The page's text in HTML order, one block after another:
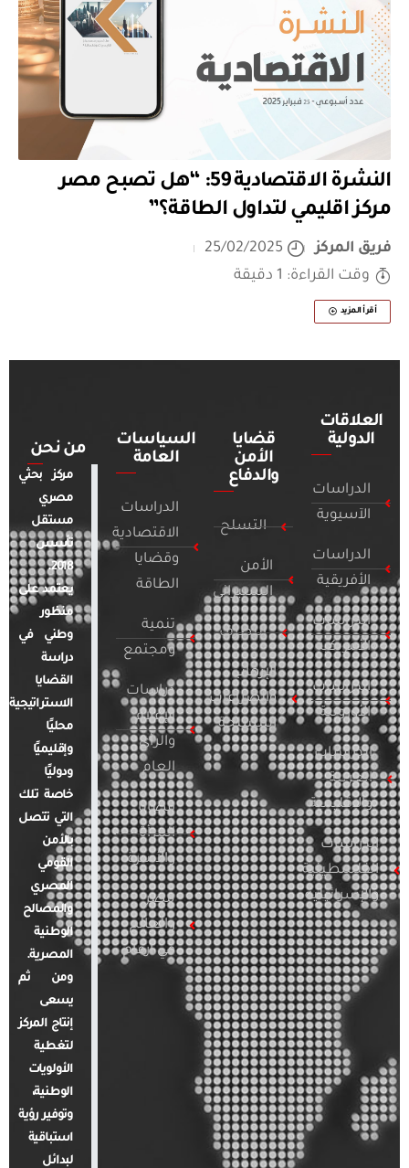
النشرة الاقتصادية 59: “هل تصبح مصر
مركز اقليمي لتداول الطاقة؟”
فريق المركز
25/02/2025
وقت القراءة: 1 دقيقة
أقرأ المزيد
العلاقات
الدولية
الدراسات
الآسيوية
الدراسات
الأفريقية
الدراسات
الأمريكية
الدراسات
الأوروبية
الدراسات
العربية
والإقليمية
الدراسات
الفلسطينية
والإسرائيلية
قضايا
الأمن
والدفاع
التسلح
الأمن
السيبراني
التطرف
الإرهاب
والصراعات
المسلحة
السياسات
العامة
الدراسات
الاقتصادية
وقضايا
الطاقة
تنمية
ومجتمع
دراسات
الإعلام
والرأي
العام
قضايا
المرأة
والأسرة
مصر
والعالم
في أرقام
من نحن
مركز بحثي
مصري
مستقل
تأسس
2018.
يعتمد على
منظور
وطني في
دراسة
القضايا
الاستراتيجية
محليًا
وإقليميًا
ودوليًا
خاصة تلك
التي تتصل
بالأمن
القومي
المصري
والمصالح
الوطنية
المصرية.
ومن ثم
يسعى
إنتاج المركز
لتغطية
الأولويات
الوطنية،
وتوفير رؤية
استباقية
لبدائل